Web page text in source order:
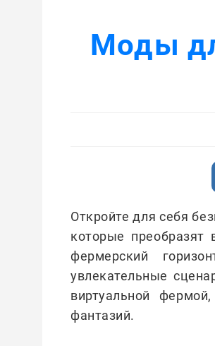
Моды
Откройте для себя
которые
фермерский
увлекательные
виртуальной
фантазий.